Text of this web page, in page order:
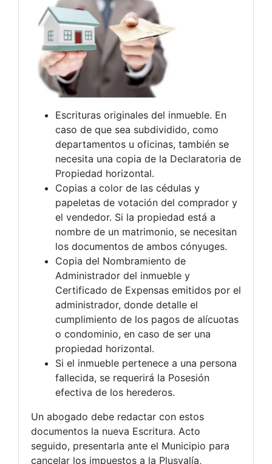
Escrituras originales del inmueble. En
caso de que sea subdividido, como
departamentos u oficinas, también se
necesita una copia de la Declaratoria de
Propiedad horizontal.
Copias a color de las cédulas y
papeletas de votación del comprador y
el vendedor. Si la propiedad está a
nombre de un matrimonio, se necesitan
los documentos de ambos cónyuges.
Copia del Nombramiento de
Administrador del inmueble y
Certificado de Expensas emitidos por el
administrador, donde detalle el
cumplimiento de los pagos de alícuotas
o condominio, en caso de ser una
propiedad horizontal.
Si el inmueble pertenece a una persona
fallecida, se requerirá la Posesión
efectiva de los herederos.
Un abogado debe redactar con estos
documentos la nueva Escritura. Acto
seguido, presentarla ante el Municipio para
cancelar los impuestos a la Plusvalía,